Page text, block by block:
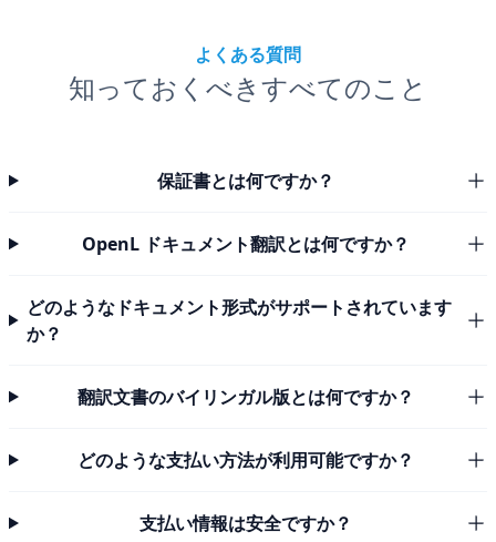
よくある質問
知っておくべきすべてのこと
保証書とは何ですか？
OpenL ドキュメント翻訳とは何ですか？
どのようなドキュメント形式がサポートされています
か？
翻訳文書のバイリンガル版とは何ですか？
どのような支払い方法が利用可能ですか？
支払い情報は安全ですか？